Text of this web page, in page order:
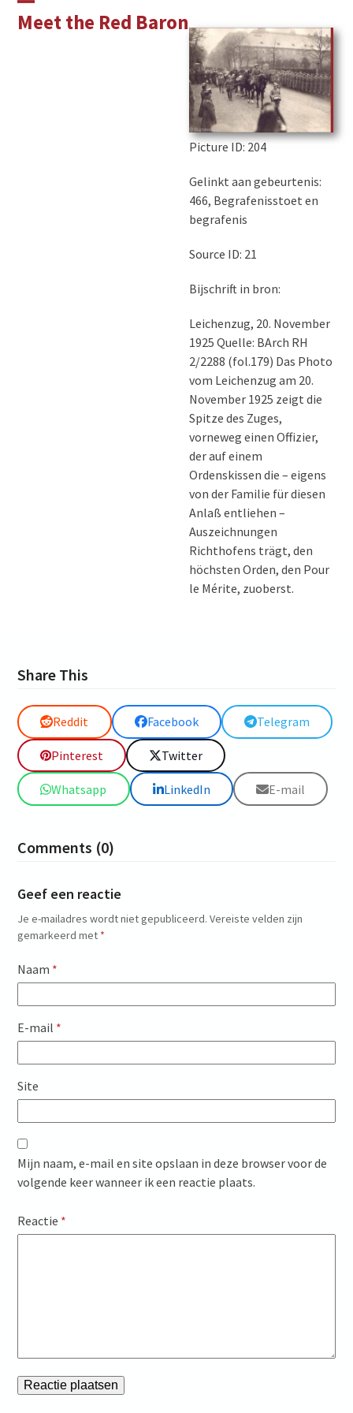
Meet the Red Baron
Open
Close
Picture ID: 204
Gelinkt aan gebeurtenis:
466, Begrafenisstoet en
begrafenis
Source ID: 21
Bijschrift in bron:
Leichenzug, 20. November
1925 Quelle: BArch RH
2/2288 (fol.179) Das Photo
vom Leichenzug am 20.
November 1925 zeigt die
Spitze des Zuges,
vorneweg einen Offizier,
der auf einem
Ordenskissen die – eigens
von der Familie für diesen
Anlaß entliehen –
Auszeichnungen
Richthofens trägt, den
höchsten Orden, den Pour
le Mérite, zuoberst.
Share This
Reddit Facebook Telegram
Pinterest Twitter
Whatsapp LinkedIn E-mail
Comments (0)
Geef een reactie
Je e-mailadres wordt niet gepubliceerd. Vereiste velden zijn
gemarkeerd met *
Naam *
E-mail *
Site
Mijn naam, e-mail en site opslaan in deze browser voor de
volgende keer wanneer ik een reactie plaats.
Reactie *